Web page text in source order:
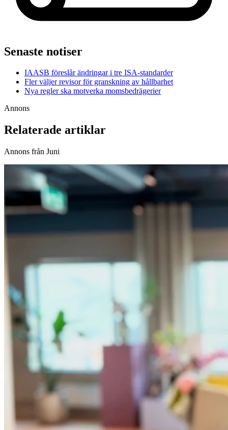
Senaste notiser
IAASB föreslår ändringar i tre ISA-standarder
Fler väljer revisor för granskning av hållbarhet
Nya regler ska motverka momsbedrägerier
Annons
Relaterade artiklar
Annons från Juni